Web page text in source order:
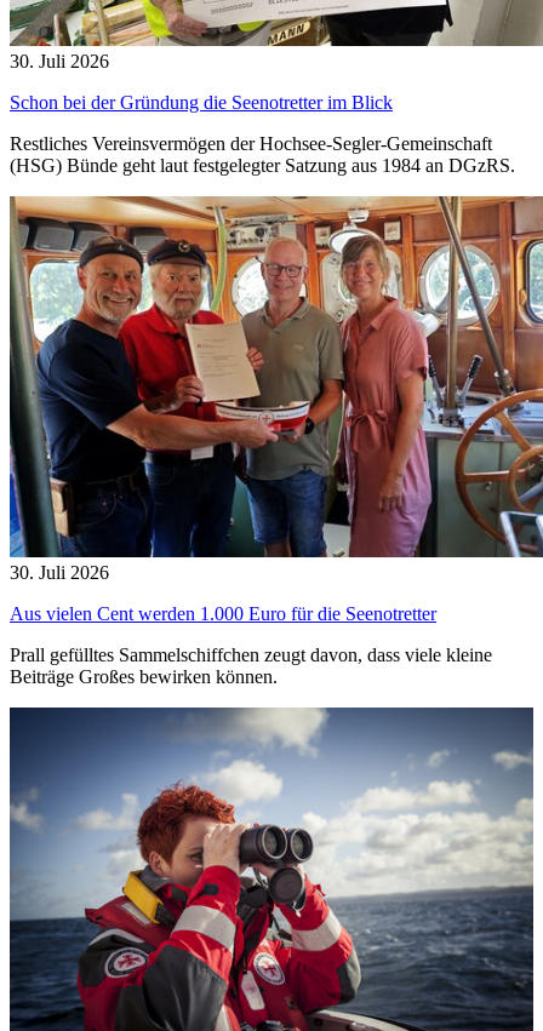
30. Juli 2026
Schon bei der Gründung die Seenotretter im Blick
Restliches Vereinsvermögen der Hochsee-Segler-Gemeinschaft
(HSG) Bünde geht laut festgelegter Satzung aus 1984 an DGzRS.
30. Juli 2026
Aus vielen Cent werden 1.000 Euro für die Seenotretter
Prall gefülltes Sammelschiffchen zeugt davon, dass viele kleine
Beiträge Großes bewirken können.